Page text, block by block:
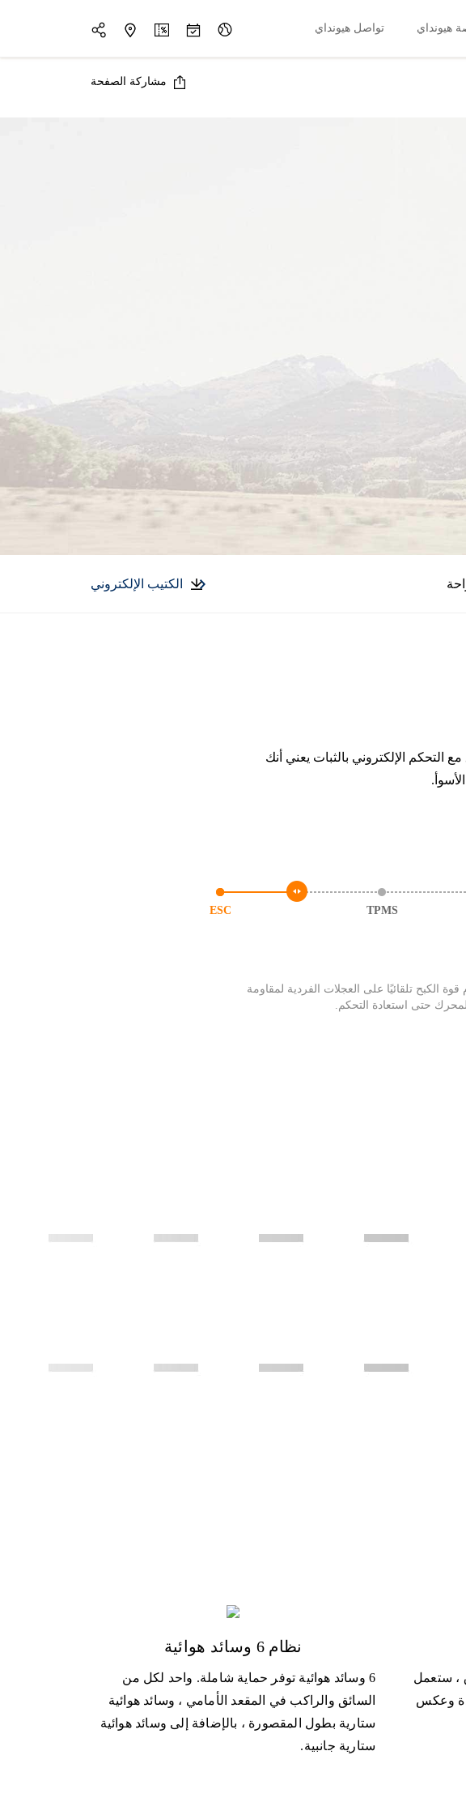
هيونداي تواصل هيونداي
مشاركة الصفحة
الكتيب الإلكتروني
التحكم الإلكتروني بالثبات يعني أنك
الكبح تلقائيًا على العجلات الفردية لمقاومة
حتى استعادة التحكم.
ESC TPMS
، ستعمل
وعكس
نظام 6 وسائد هوائية
6 وسائد هوائية توفر حماية شاملة. واحد لكل من
السائق والراكب في المقعد الأمامي ، وسائد هوائية
ستارية بطول المقصورة ، بالإضافة إلى وسائد هوائية
ستارية جانبية.